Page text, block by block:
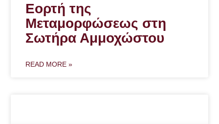
Εορτή της
Μεταμορφώσεως στη
Σωτήρα Αμμοχώστου
READ MORE »